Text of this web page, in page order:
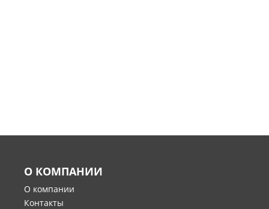
О КОМПАНИИ
О компании
Контакты